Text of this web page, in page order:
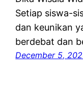
Setiap siswa-
dan keunikan
berdebat dan
December 5,